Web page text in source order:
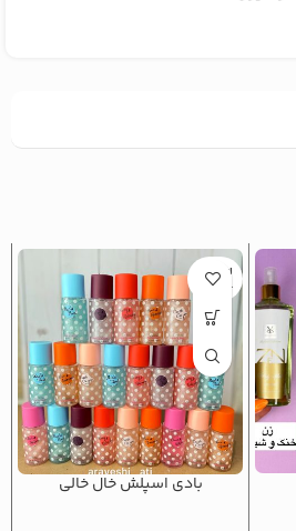
اتمام م
وجودی
بادی اسپلش خال خالی